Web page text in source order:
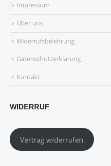
Impressum
Über uns
Widerrufsbelehrung
Datenschutzerklärung
Kontakt
WIDERRUF
Vertrag widerrufen